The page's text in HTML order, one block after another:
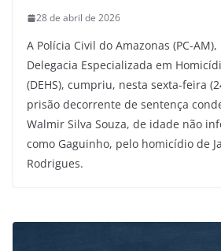
28 de abril de 2026
A Polícia Civil do Amazonas (PC-
Delegacia Especializada em
(DEHS), cumpriu, nesta sexta-feira
prisão decorrente de sentença
Walmir Silva Souza, de idade não
como Gaguinho, pelo homicídio de
Rodrigues.